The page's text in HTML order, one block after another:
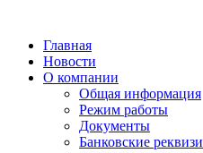
Главная
Новости
О компании
Общая информация
Режим работы
Документы
Банковские